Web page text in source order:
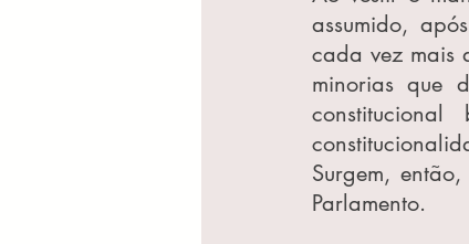
assumido,
cada vez mais
minorias que
Surgem,
Parlamento.